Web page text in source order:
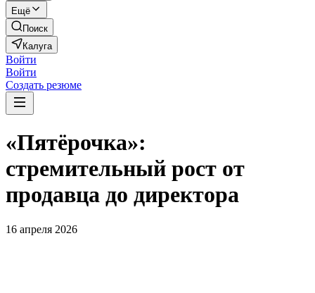
Ещё
Поиск
Калуга
Войти
Войти
Создать резюме
«Пятёрочка»:
стремительный рост от
продавца до директора
16 апреля 2026